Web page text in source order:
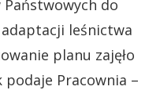
Państwowych do
leśnictwa
planu zajęło
Pracownia –